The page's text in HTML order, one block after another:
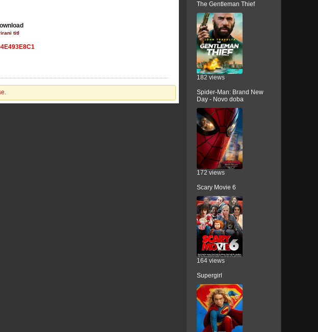
titl
.
The Gentleman Thief
182 views
Spider-Man: Brand New
Day - Novo doba
172 views
Scary Movie 6
164 views
Supergirl